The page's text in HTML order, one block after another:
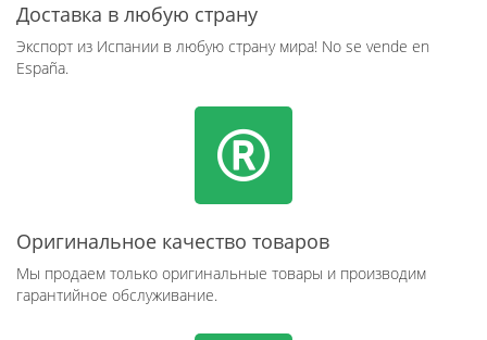
Доставка в любую страну
Экспорт из Испании в любую страну мира! No se vende en
España.
Оригинальное качество товаров
Мы продаем только оригинальные товары и производим
гарантийное обслуживание.